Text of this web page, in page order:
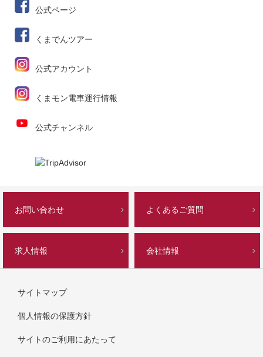
公式ページ
くまでんツアー
公式アカウント
くまモン電車運行情報
公式チャンネル
お問い合わせ よくあるご質問
求人情報 会社情報
サイトマップ
個人情報の保護方針
サイトのご利用にあたって